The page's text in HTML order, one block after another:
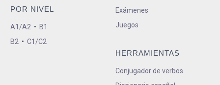
POR NIVEL
A1/A2 • B1
B2 • C1/C2
Exámenes
Juegos
HERRAMIENTAS
Conjugador de verbos